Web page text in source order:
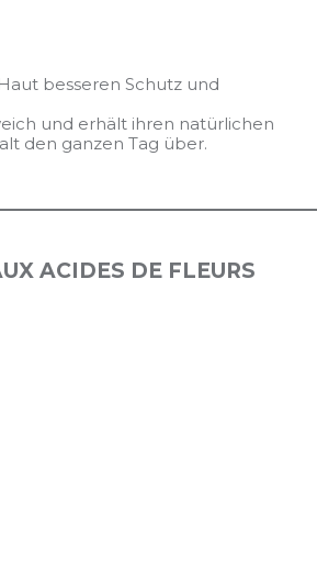
besseren Schutz und
und erhält ihren natürlichen
den ganzen Tag über.
ACIDES DE FLEURS